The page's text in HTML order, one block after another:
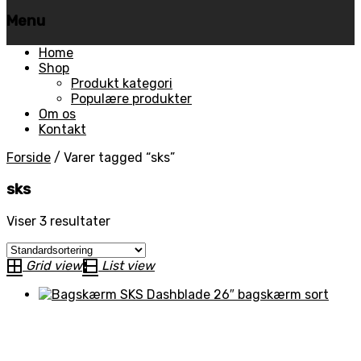
Menu
Skip
Home
Shop
Produkt kategori
Populære produkter
Om os
Kontakt
Forside / Varer tagged “sks”
sks
Viser 3 resultater
Grid view List view